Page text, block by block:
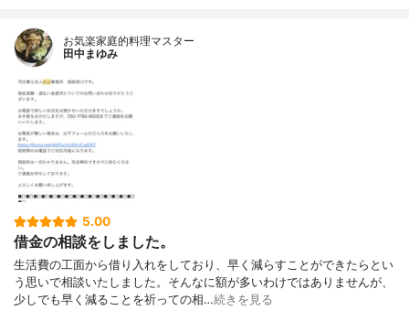
お気楽家庭的料理マスター
田中まゆみ
5.00
借金の相談をしました。
生活費の工面から借り入れをしており、早く減らすことができたらとい
う思いで相談いたしました。そんなに額が多いわけではありませんが、
少しでも早く減ることを祈っての相…続きを見る